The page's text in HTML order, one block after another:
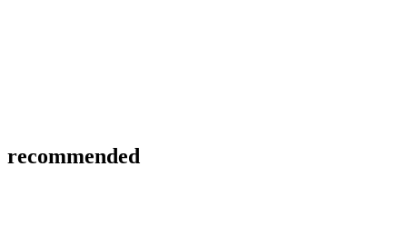
recommended